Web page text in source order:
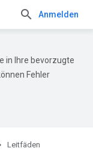
Anmelden
in Ihre bevorzugte
Fehler
Leitfäden